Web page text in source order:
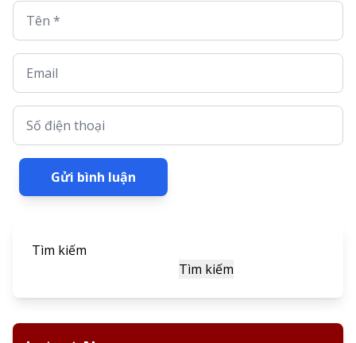
Tên *
Email
Số điện thoại
Gửi bình luận
Tìm kiếm
Tìm kiếm